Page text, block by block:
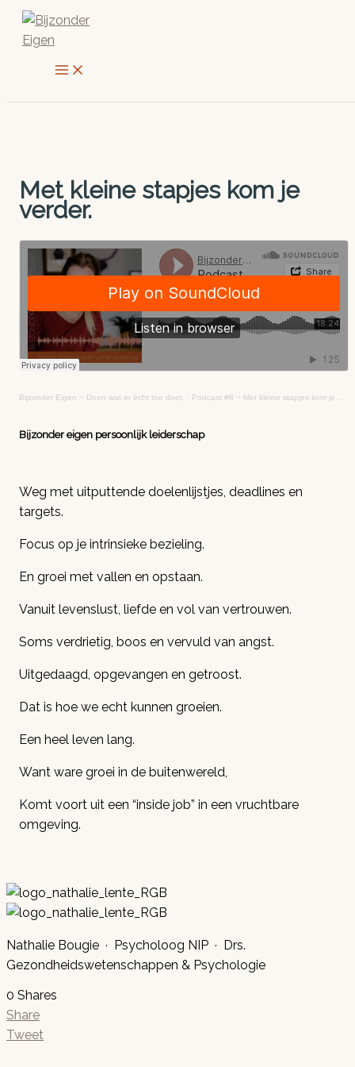
naar
Met kleine stapjes kom je
verder.
Bijzonder Eigen ~ Doen wat er écht toe doet. · Podcast #8 ~ Met kleine stapjes kom je verder
Bijzonder eigen persoonlijk leiderschap
Weg met uitputtende doelenlijstjes, deadlines en
targets.
Focus op je intrinsieke bezieling.
En groei met vallen en opstaan.
Vanuit levenslust, liefde en vol van vertrouwen.
Soms verdrietig, boos en vervuld van angst.
Uitgedaagd, opgevangen en getroost.
Dat is hoe we echt kunnen groeien.
Een heel leven lang.
Want ware groei in de buitenwereld,
Komt voort uit een “inside job” in een vruchtbare
omgeving.
Nathalie Bougie · Psycholoog NIP · Drs.
Gezondheidswetenschappen & Psychologie
0 Shares
Share
Tweet